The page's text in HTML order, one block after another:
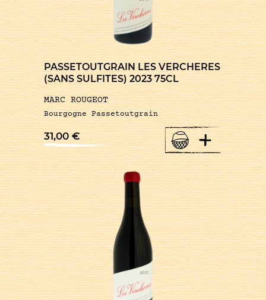
PASSETOUTGRAIN LES VERCHERES
(SANS SULFITES) 2023 75CL
MARC ROUGEOT
Bourgogne Passetoutgrain
31,00€ +